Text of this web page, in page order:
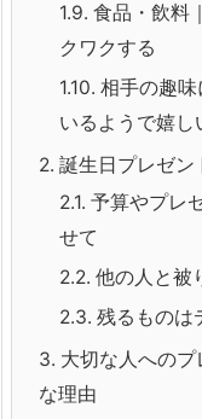
1.9. 食品・飲料
クワクする
1.10. 相手の趣
いるようで嬉し
2. 誕生日プレゼン
2.1. 予算やプレ
せて
2.2. 他の人と被
2.3. 残るものは
3. 大切な人への
な理由